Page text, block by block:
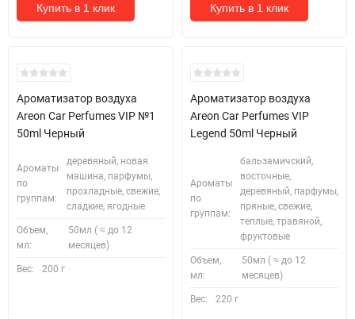
Купить в 1 клик Купить в 1 клик
Ароматизатор воздуха
Areon Car Perfumes VIP №1
50ml Черный
Ароматы
по
группам:
деревяный, новая
машина, парфумы,
прохладные, свежие,
сладкие, ягодные
Объем,
мл:
50мл ( ≈ до 12
месяцев)
Вес: 200 г
Ароматизатор воздуха
Areon Car Perfumes VIP
Legend 50ml Черный
Ароматы
по
группам:
бальзамичский,
восточные,
деревяный, парфумы,
пряные, свежие,
теплые, травяной,
фруктовые
Объем,
мл:
50мл ( ≈ до 12
месяцев)
Вес: 220 г